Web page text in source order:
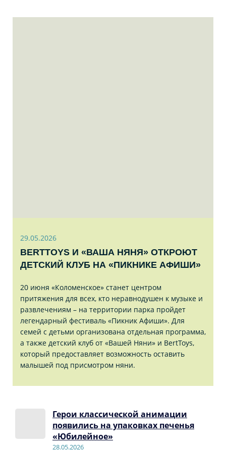
29.05.2026
BERTTOYS И «ВАША НЯНЯ» ОТКРОЮТ
ДЕТСКИЙ КЛУБ НА «ПИКНИКЕ АФИШИ»
20 июня «Коломенское» станет центром
притяжения для всех, кто неравнодушен к музыке и
развлечениям – на территории парка пройдет
легендарный фестиваль «Пикник Афиши». Для
семей с детьми организована отдельная программа,
а также детский клуб от «Вашей Няни» и BertToys,
который предоставляет возможность оставить
малышей под присмотром няни.
Герои классической анимации
появились на упаковках печенья
«Юбилейное»
28.05.2026